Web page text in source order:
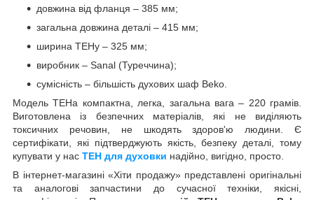
довжина від фланця – 385 мм;
загальна довжина деталі – 415 мм;
ширина ТЕНу – 325 мм;
виробник – Sanal (Туреччина);
сумісність – більшість духових шаф Beko.
Модель ТЕНа компактна, легка, загальна вага – 220 грамів.
Виготовлена із безпечних матеріалів, які не виділяють
токсичних речовин, не шкодять здоров'ю людини. Є
сертифікати, які підтверджують якість, безпеку деталі, тому
купувати у нас ТЕН для духовки надійно, вигідно, просто.
В інтернет-магазині «Хіти продажу» представлені оригінальні
та аналогові запчастини до сучасної техніки, якісні,